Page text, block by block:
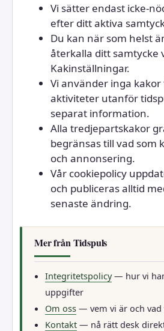
Vi sätter endast icke-
efter ditt aktiva
Du kan när som helst
återkalla ditt samtycke
Kakinställningar.
Vi använder inga
aktiviteter utanför
separat information.
Alla tredjepartskakor
begränsas till vad som
och annonsering.
Vår cookiepolicy
och publiceras alltid
senaste ändring.
Mer från Tidspuls
Integritetspolicy— hur vi
uppgifter
Om oss — vem vi är och
Kontakt — nå rätt desk